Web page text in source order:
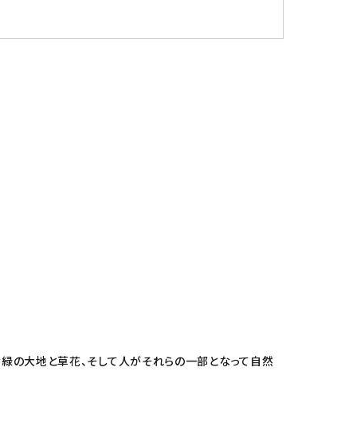
の大地と草花、そして人がそれらの一部となって自然